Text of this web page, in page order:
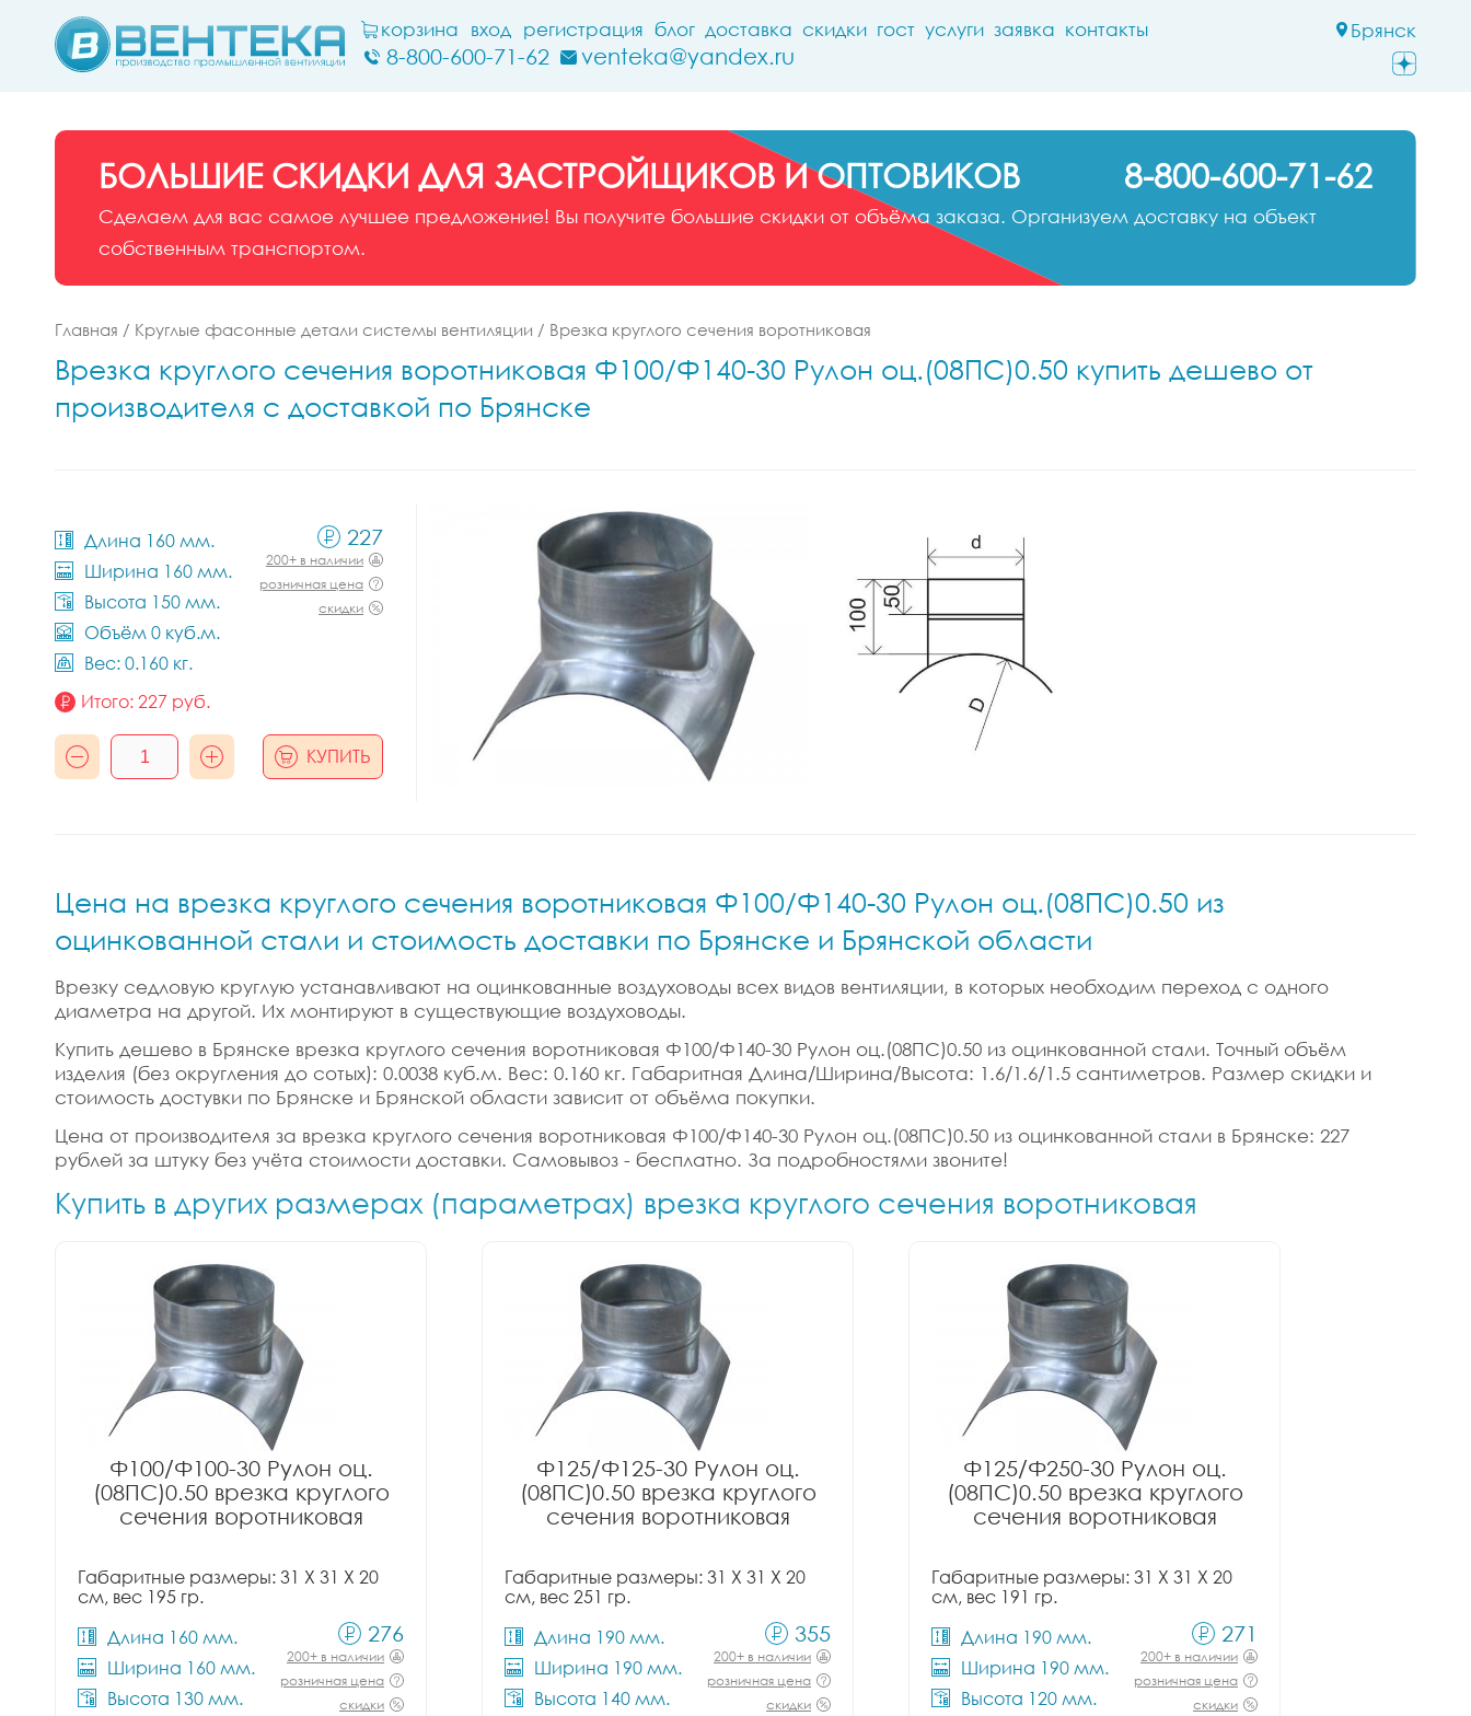
Брянск
корзина вход регистрация блог доставка скидки гост услуги заявка контакты
8-800-600-71-62 venteka@yandex.ru
БОЛЬШИЕ СКИДКИ ДЛЯ ЗАСТРОЙЩИКОВ И ОПТОВИКОВ 8-800-600-71-62
Сделаем для вас самое лучшее предложение! Вы получите большие скидки от объёма заказа. Организуем доставку на объект
собственным транспортом.
Главная / Круглые фасонные детали системы вентиляции / Врезка круглого сечения воротниковая
Врезка круглого сечения воротниковая Ф100/Ф140-30 Рулон оц.(08ПС)0.50 купить дешево от
производителя с доставкой по Брянске
Длина 160 мм.
Ширина 160 мм.
Высота 150 мм.
Объём 0 куб.м.
Вес: 0.160 кг.
227
200+ в наличии
розничная цена
скидки
Итого: 227 руб.
КУПИТЬ
Цена на врезка круглого сечения воротниковая Ф100/Ф140-30 Рулон оц.(08ПС)0.50 из
оцинкованной стали и стоимость доставки по Брянске и Брянской области
Врезку седловую круглую устанавливают на оцинкованные воздуховоды всех видов вентиляции, в которых необходим переход с одного
диаметра на другой. Их монтируют в существующие воздуховоды.
Купить дешево в Брянске врезка круглого сечения воротниковая Ф100/Ф140-30 Рулон оц.(08ПС)0.50 из оцинкованной стали. Точный объём
изделия (без округления до сотых): 0.0038 куб.м. Вес: 0.160 кг. Габаритная Длина/Ширина/Высота: 1.6/1.6/1.5 сантиметров. Размер скидки и
стоимость достувки по Брянске и Брянской области зависит от объёма покупки.
Цена от производителя за врезка круглого сечения воротниковая Ф100/Ф140-30 Рулон оц.(08ПС)0.50 из оцинкованной стали в Брянске: 227
рублей за штуку без учёта стоимости доставки. Самовывоз - бесплатно. За подробностями звоните!
Купить в других размерах (параметрах) врезка круглого сечения воротниковая
Ф100/Ф100-30 Рулон оц.
(08ПС)0.50 врезка круглого
сечения воротниковая
Габаритные размеры: 31 X 31 X 20
см, вес 195 гр.
Длина 160 мм.
Ширина 160 мм.
Высота 130 мм.
276
200+ в наличии
розничная цена
скидки
Ф125/Ф125-30 Рулон оц.
(08ПС)0.50 врезка круглого
сечения воротниковая
Габаритные размеры: 31 X 31 X 20
см, вес 251 гр.
Длина 190 мм.
Ширина 190 мм.
Высота 140 мм.
355
200+ в наличии
розничная цена
скидки
Ф125/Ф250-30 Рулон оц.
(08ПС)0.50 врезка круглого
сечения воротниковая
Габаритные размеры: 31 X 31 X 20
см, вес 191 гр.
Длина 190 мм.
Ширина 190 мм.
Высота 120 мм.
271
200+ в наличии
розничная цена
скидки